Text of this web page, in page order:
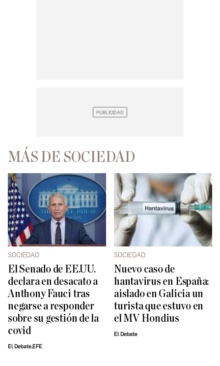
MÁS DE SOCIEDAD
SOCIEDAD
El Senado de EE.UU.
declara en desacato a
Anthony Fauci tras
negarse a responder
sobre su gestión de la
covid
El Debate,EFE
SOCIEDAD
Nuevo caso de
hantavirus en España:
aislado en Galicia un
turista que estuvo en
el MV Hondius
El Debate